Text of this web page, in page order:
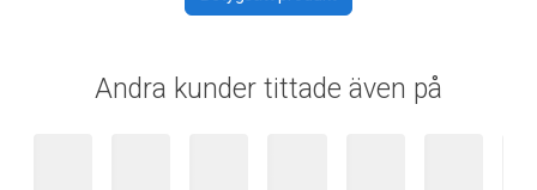
Andra kunder tittade även på